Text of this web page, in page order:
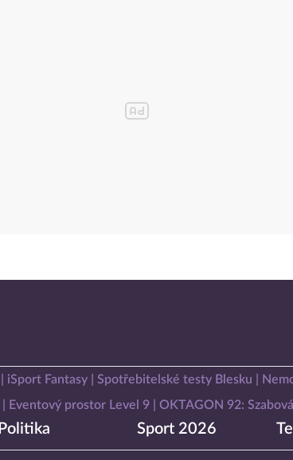
iSport Fantasy Spotřebitelské testy Blesku
Eventový prostor Level 9 OKTAGON 92:
Politika Sport 2026